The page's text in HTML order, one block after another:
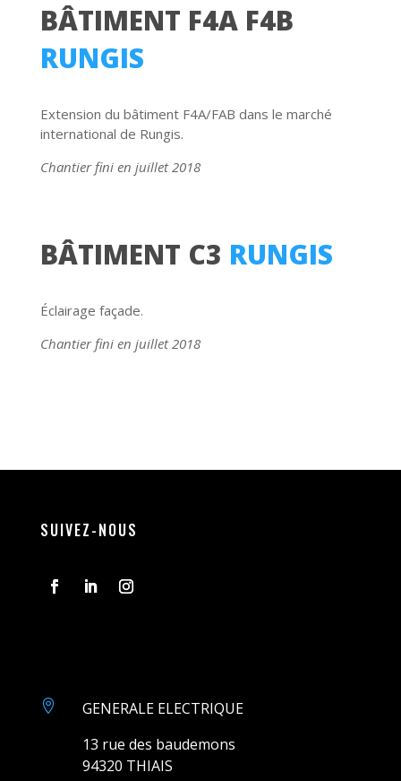
BÂTIMENT F4A F4B
RUNGIS
Extension du bâtiment F4A/FAB dans le marché
international de Rungis.
Chantier fini en juillet 2018
BÂTIMENT C3 RUNGIS
Éclairage façade.
Chantier fini en juillet 2018
SUIVEZ-NOUS

GENERALE ELECTRIQUE
13 rue des baudemons
94320 THIAIS